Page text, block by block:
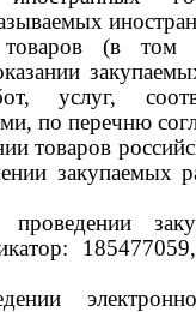
(в том
услуг,
по перечню
товаров
закупаемых
проведении